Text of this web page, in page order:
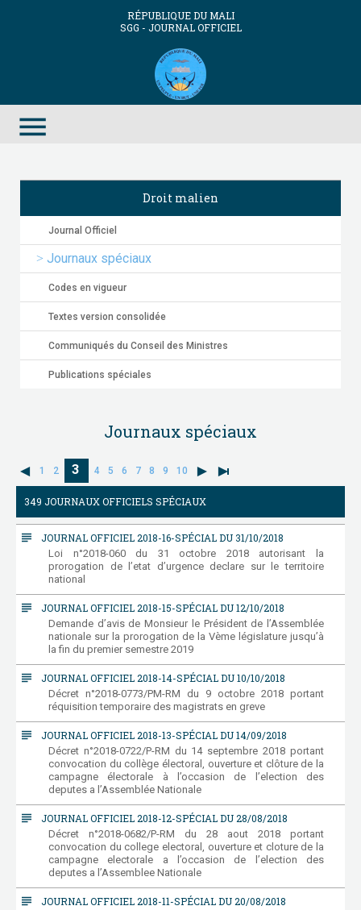
RÉPUBLIQUE DU MALI
SGG - JOURNAL OFFICIEL
menu
Droit malien
Journal Officiel
Journaux spéciaux
Codes en vigueur
Textes version consolidée
Communiqués du Conseil des Ministres
Publications spéciales
Journaux spéciaux
1 2 3 4 5 6 7 8 9 10
349 JOURNAUX OFFICIELS SPÉCIAUX
subject JOURNAL OFFICIEL 2018-16-SPÉCIAL DU 31/10/2018
Loi n°2018-060 du 31 octobre 2018 autorisant la
prorogation de l’etat d’urgence declare sur le territoire
national
subject JOURNAL OFFICIEL 2018-15-SPÉCIAL DU 12/10/2018
Demande d’avis de Monsieur le Président de l’Assemblée
nationale sur la prorogation de la Vème législature jusqu’à
la fin du premier semestre 2019
subject JOURNAL OFFICIEL 2018-14-SPÉCIAL DU 10/10/2018
Décret n°2018-0773/PM-RM du 9 octobre 2018 portant
réquisition temporaire des magistrats en greve
subject JOURNAL OFFICIEL 2018-13-SPÉCIAL DU 14/09/2018
Décret n°2018-0722/P-RM du 14 septembre 2018 portant
convocation du collège électoral, ouverture et clôture de la
campagne électorale à l’occasion de l’election des
deputes a l’Assemblée Nationale
subject JOURNAL OFFICIEL 2018-12-SPÉCIAL DU 28/08/2018
Décret n°2018-0682/P-RM du 28 aout 2018 portant
convocation du college electoral, ouverture et cloture de la
campagne electorale a l’occasion de l’election des
deputes a l’Assemblee Nationale
subject JOURNAL OFFICIEL 2018-11-SPÉCIAL DU 20/08/2018